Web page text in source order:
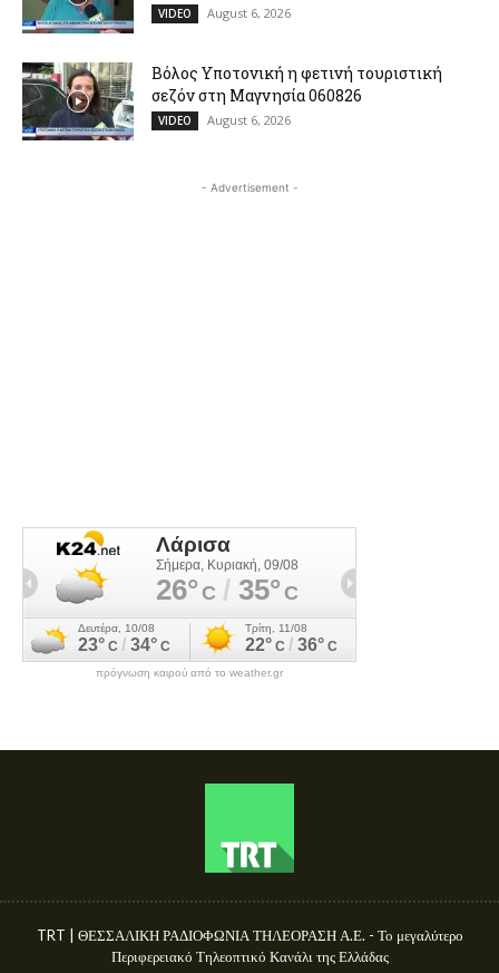
VIDEO August 6, 2026
Βόλος Υποτονική η φετινή τουριστική
σεζόν στη Μαγνησία 060826
VIDEO August 6, 2026
- Advertisement -
πρόγνωση καιρού από το weather.gr
TRT | ΘΕΣΣΑΛΙΚΗ ΡΑΔΙΟΦΩΝΙΑ ΤΗΛΕΟΡΑΣΗ Α.Ε. - Το μεγαλύτερο
Περιφερειακό Τηλεοπτικό Κανάλι της Ελλάδας